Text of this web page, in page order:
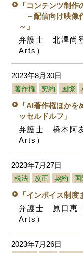
「コンテンツ制
～配信向け映像
～」
弁護士 北澤尚
Arts）
2023年8月30日
著作権 契約 国際
「AI著作権ほか
ッセルドルフ」
弁護士 橋本阿
Arts）
2023年7月27日
税法 改正 契約
「インボイス制
弁護士 原口恵
Arts）
2023年7月26日